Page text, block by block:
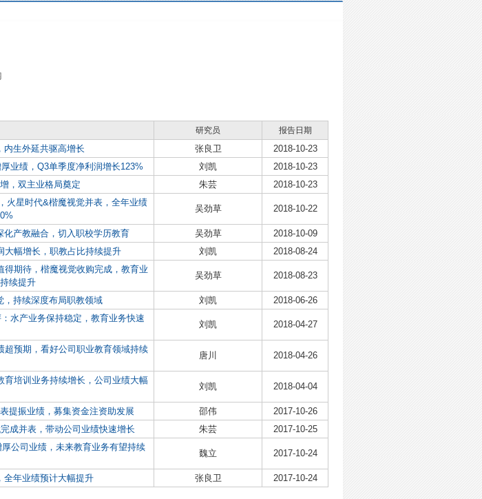
研究员 报告日期
内生外延共驱高增长 张良卫
2018-10-23
业绩，Q3单季度净利润增长123% 刘凯
2018-10-23
，双主业格局奠定 朱芸 2018-10-23
火星时代&楷魔视觉并表，全年业绩
吴劲草 2018-10-22
化产教融合，切入职校学历教育 吴劲草
2018-10-09
大幅增长，职教占比持续提升 刘凯 2018-08-24
得期待，楷魔视觉收购完成，教育业
续提升
吴劲草 2018-08-23
，持续深度布局职教领域 刘凯 2018-06-26
水产业务保持稳定，教育业务快速
刘凯 2018-04-27
超预期，看好公司职业教育领域持续
唐川 2018-04-26
育培训业务持续增长，公司业绩大幅
刘凯 2018-04-04
提振业绩，募集资金注资助发展 邵伟
2017-10-26
成并表，带动公司业绩快速增长 朱芸 2017-10-25
公司业绩，未来教育业务有望持续
魏立 2017-10-24
全年业绩预计大幅提升 张良卫 2017-10-24